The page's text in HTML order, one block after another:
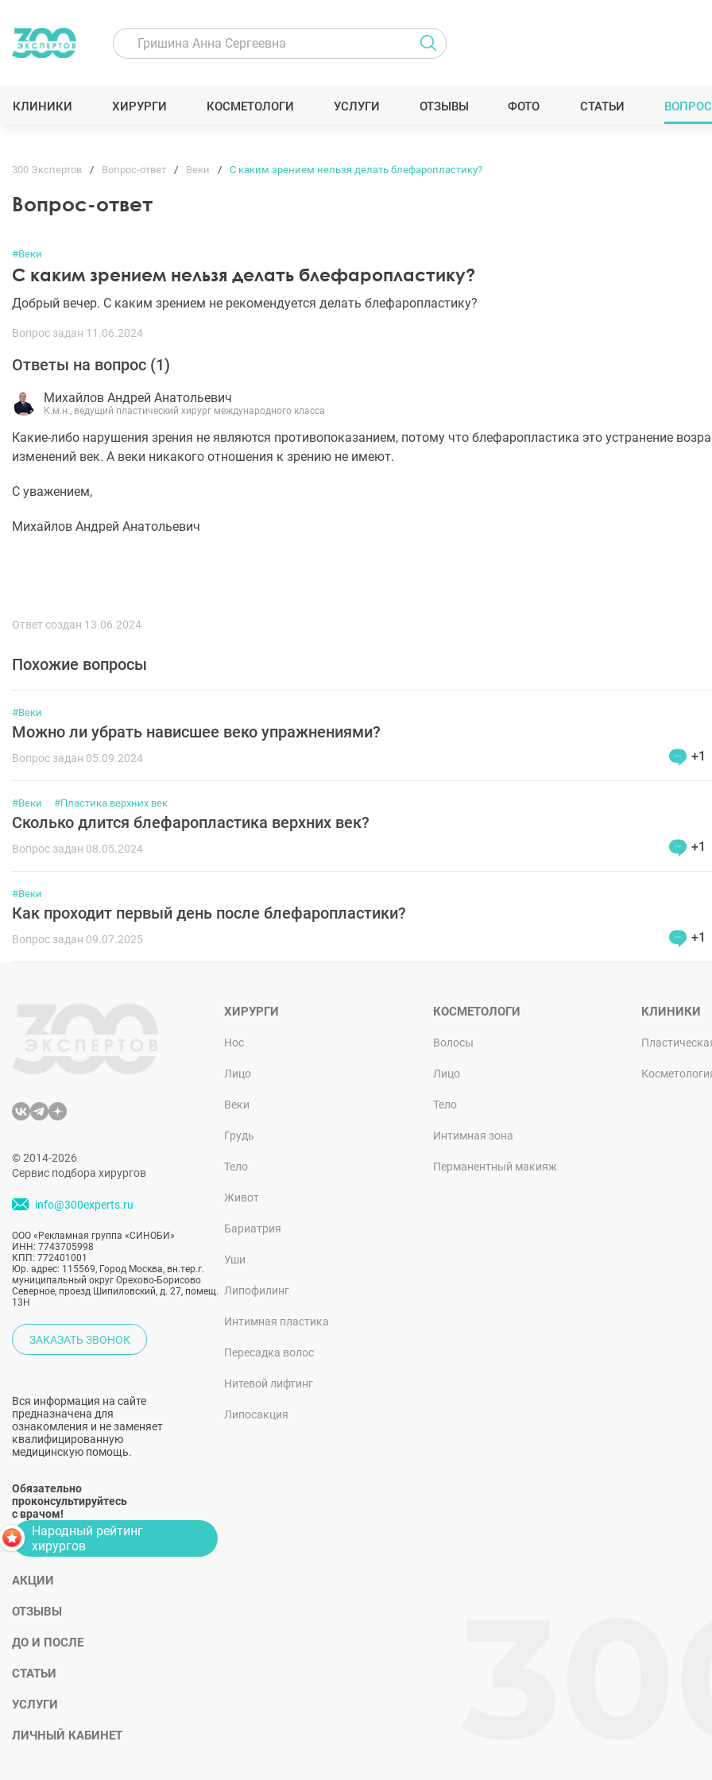
КЛИНИКИ ХИРУРГИ КОСМЕТОЛОГИ УСЛУГИ ОТЗЫВЫ ФОТО СТАТЬИ
300 Экспертов Вопрос-ответ Веки С каким зрением нельзя делать блефаропластику?
Вопрос-ответ
#Веки
С каким зрением нельзя делать блефаропластику?
Добрый вечер. С каким зрением не рекомендуется делать блефаропластику?
Вопрос задан 11.06.2024
Ответы на вопрос (1)
Михайлов Андрей Анатольевич
К.м.н., ведущий пластический хирург международного класса
Какие-либо нарушения зрения не являются противопоказанием, потому что блефаропластика это устранение
изменений век. А веки никакого отношения к зрению не имеют.
С уважением,
Михайлов Андрей Анатольевич
Ответ создан 13.06.2024
Похожие вопросы
#Веки
Можно ли убрать нависшее веко упражнениями?
Вопрос задан 05.09.2024 +1
#Веки #Пластика верхних век
Сколько длится блефаропластика верхних век?
Вопрос задан 08.05.2024 +1
#Веки
Как проходит первый день после блефаропластики?
Вопрос задан 09.07.2025 +1
© 2014-2026
Сервис подбора хирургов
info@300experts.ru
ООО «Рекламная группа «СИНОБИ»
ИНН: 7743705998
КПП: 772401001
Юр. адрес: 115569, Город Москва, вн.тер.г.
муниципальный округ Орехово-Борисово
Северное, проезд Шипиловский, д. 27, помещ.
13Н
ЗАКАЗАТЬ ЗВОНОК
Вся информация на сайте
предназначена для
ознакомления и не заменяет
квалифицированную
медицинскую помощь.
Обязательно
проконсультируйтесь
с врачом!
ХИРУРГИ
Нос
Лицо
Веки
Грудь
Тело
Живот
Бариатрия
Уши
Липофилинг
Интимная пластика
Пересадка волос
Нитевой лифтинг
Липосакция
КОСМЕТОЛОГИ
Волосы
Лицо
Тело
Интимная зона
Перманентный макияж
КЛИНИКИ
Народный рейтинг
хирургов
АКЦИИ
ОТЗЫВЫ
ДО И ПОСЛЕ
СТАТЬИ
УСЛУГИ
ЛИЧНЫЙ КАБИНЕТ